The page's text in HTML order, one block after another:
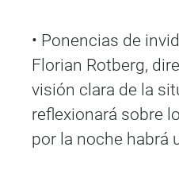
• Ponencias de
Florian Rotberg,
visión clara de la
reflexionará sobre
por la noche habrá